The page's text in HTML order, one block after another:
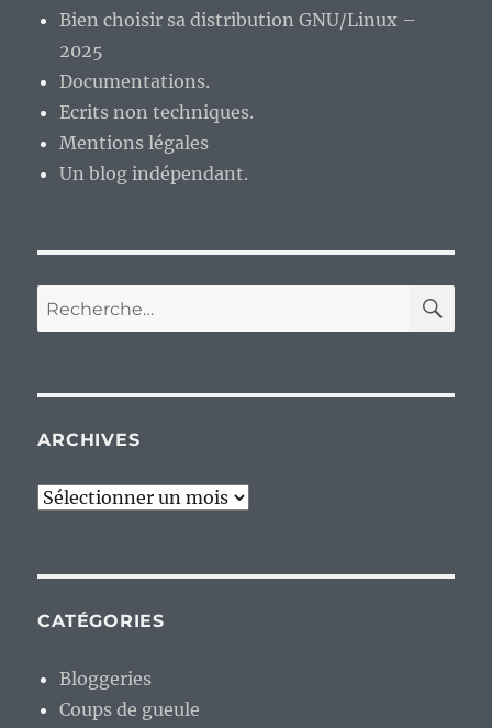
Bien choisir sa distribution GNU/Linux –
2025
Documentations.
Ecrits non techniques.
Mentions légales
Un blog indépendant.
Recherche
pour :
ARCHIVES
Archives
CATÉGORIES
Bloggeries
Coups de gueule